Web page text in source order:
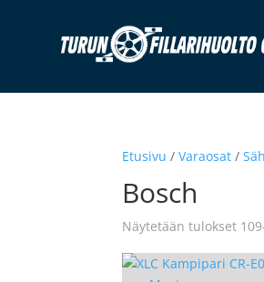
Etusivu /Varaosat /
Bosch
Näytetään tulokset